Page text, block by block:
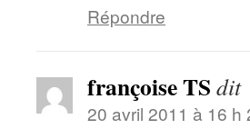
Répondre
françoise TS dit
20 avril 2011 à 16 h